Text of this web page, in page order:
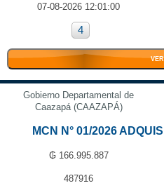
07-08-2026 12:01:00
4
VER
Gobierno Departamental de
Caazapá (CAAZAPÁ)
MCN N° 01/2026
₲ 166.995.887
487916